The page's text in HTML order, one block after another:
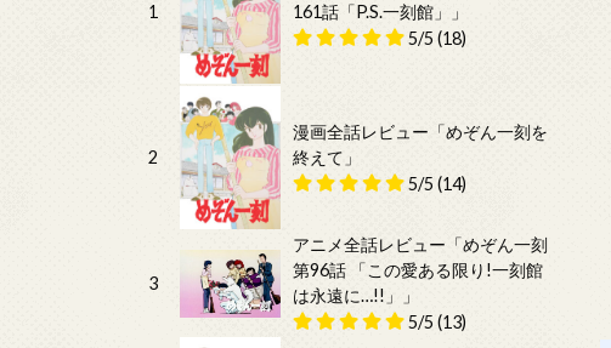
1
161話「P.S.一刻館」」
5/5 (18)
2
漫画全話レビュー「めぞん一刻を
終えて」
5/5 (14)
3
アニメ全話レビュー「めぞん一刻
第96話 「この愛ある限り!一刻館
は永遠に…!!」」
5/5 (13)